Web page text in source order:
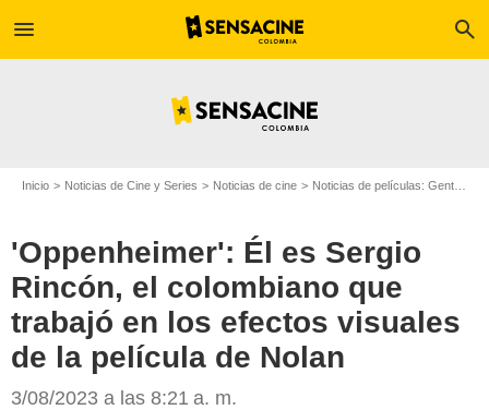
menu search
Inicio Noticias de Cine y Series Noticias de cine Noticias de películas: Gente
'Oppenheimer': Él es Sergio
Rincón, el colombiano que
trabajó en los efectos visuales
de la película de Nolan
3/08/2023 a las 8:21 a. m.